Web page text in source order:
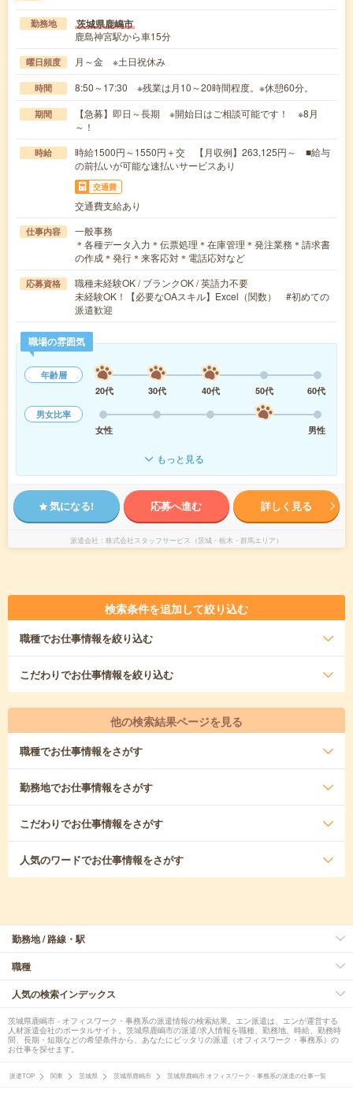
勤務地 茨城県鹿嶋市
鹿島神宮駅から車15分
曜日頻度 月～金 ※土日祝休み
時間 8:50～17:30 ※残業は月10～20時間程度。※休憩60分。
期間
【急募】即日～長期 ※開始日はご相談可能です！ ※8月
～！
時給
時給1500円～1550円＋交 【月収例】263,125円～ ■給与
の前払いが可能な速払いサービスあり
交通費
交通費支給あり
仕事内容
一般事務
＊各種データ入力＊伝票処理＊在庫管理＊発注業務＊請求書
の作成＊発行＊来客応対＊電話応対など
応募資格
職種未経験OK / ブランクOK / 英語力不要
未経験OK！【必要なOAスキル】Excel（関数） #初めての
派遣歓迎
職場の雰囲気
年齢層
20代
30代 40代 50代
60代
男女比率
女性
男性
もっと見る
気になる! 応募へ進む 詳しく見る
派遣会社 株式会社スタッフサービス（茨城・栃木・群馬エリア）
検索条件を追加して絞り込む
職種でお仕事情報を絞り込む
こだわりでお仕事情報を絞り込む
他の検索結果ページを見る
職種でお仕事情報をさがす
勤務地でお仕事情報をさがす
こだわりでお仕事情報をさがす
人気のワードでお仕事情報をさがす
勤務地 / 路線・駅
職種
人気の検索インデックス
茨城県鹿嶋市 - オフィスワーク・事務系の派遣情報の検索結果。エン派遣は、エンが運営する
人材派遣会社のポータルサイト。茨城県鹿嶋市の派遣/求人情報を職種、勤務地、時給、勤務時
間、長期・短期などの希望条件から、あなたにピッタリの派遣（オフィスワーク・事務系）の
お仕事を探せます。
派遣TOP 関東 茨城県 茨城県鹿嶋市 茨城県鹿嶋市 オフィスワーク・事務系の派遣の仕事一覧